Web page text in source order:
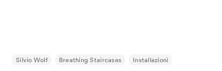
Silvio Wolf Breathing Staircases Installazioni